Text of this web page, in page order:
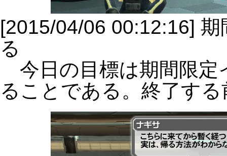
[2015/04/06 00:12:16]
る
今日の目標は期間限定
ることである。終了す